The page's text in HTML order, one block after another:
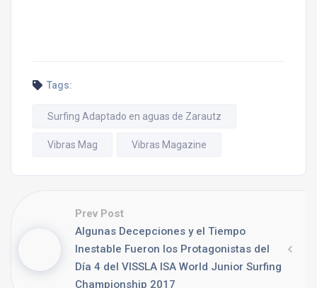
Tags:
Surfing Adaptado en aguas de Zarautz
Vibras Mag Vibras Magazine
Prev Post
Algunas Decepciones y el Tiempo
Inestable Fueron los Protagonistas del
Día 4 del VISSLA ISA World Junior Surfing
Championship 2017